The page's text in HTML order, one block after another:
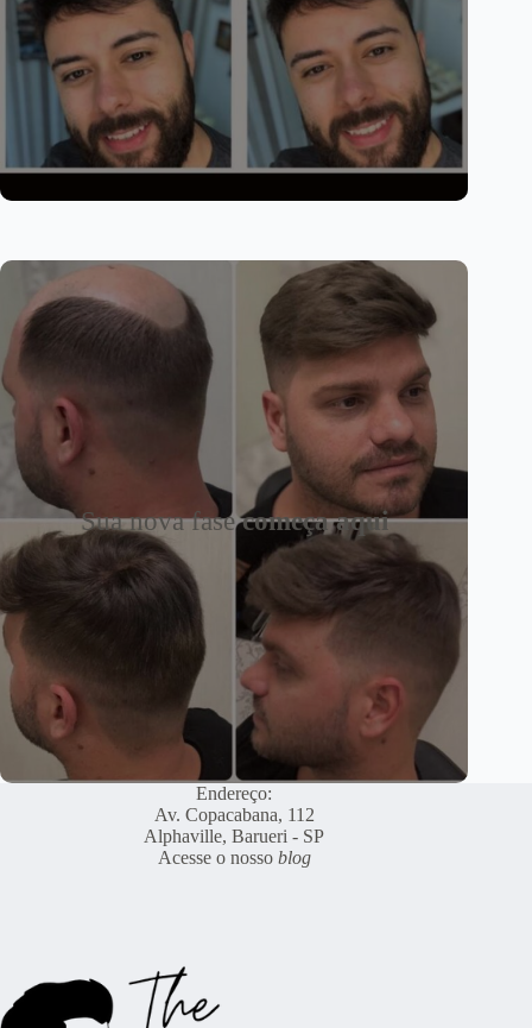
Sua nova fasecomeça aqui
Endereço:
Av. Copacabana, 112
Alphaville, Barueri - SP
Acesse o nosso blog